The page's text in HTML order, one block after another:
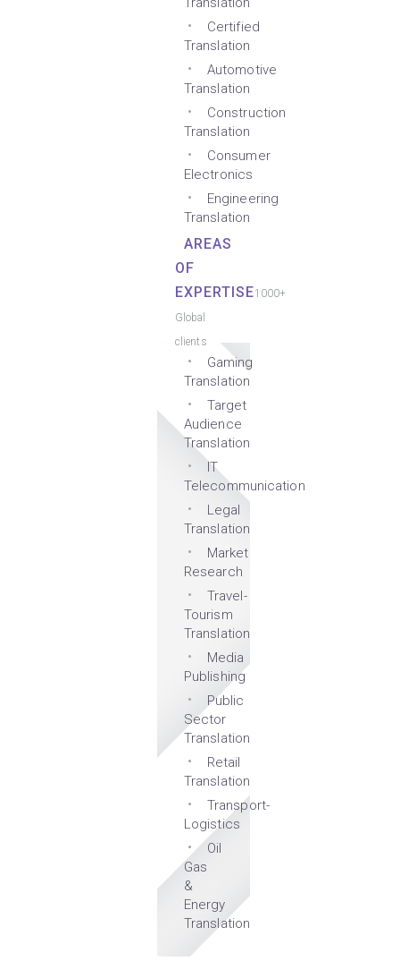
Certified
Translation
Automotive
Translation
Construction
Translation
Consumer
Electronics
Engineering
Translation
AREAS
OF
EXPERTISE1000+
Global
clients
Gaming
Translation
Target
Audience
Translation
IT
Telecommunication
Legal
Translation
Market
Research
Travel-
Tourism
Translation
Media
Publishing
Public
Sector
Translation
Retail
Translation
Transport-
Logistics
Oil
Gas
&
Energy
Translation